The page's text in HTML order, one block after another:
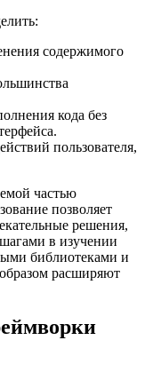
содержимого
кода без
пользователя,
частью
позволяет
решения,
в изучении
библиотеками и
расширяют